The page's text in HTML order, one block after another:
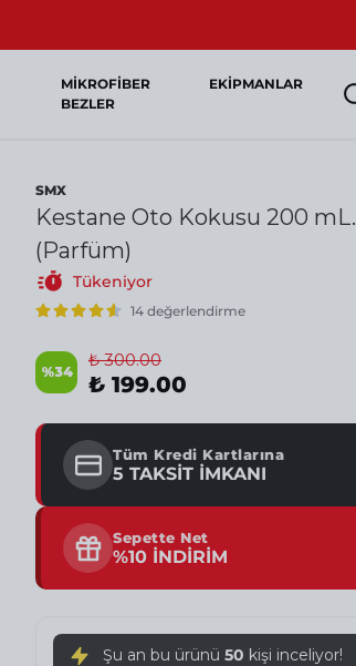
MİKROFİBER
BEZLER
EKİPMANLAR
SMX
Kestane Oto Kokusu 200 mL.
(Parfüm)
Tükeniyor
14 değerlendirme
%34
₺ 300.00
₺ 199.00
Tüm Kredi Kartlarına
5 TAKSİT İMKANI
Sepette Net
%10 İNDİRİM
Şu an bu ürünü 50 kişi inceliyor!